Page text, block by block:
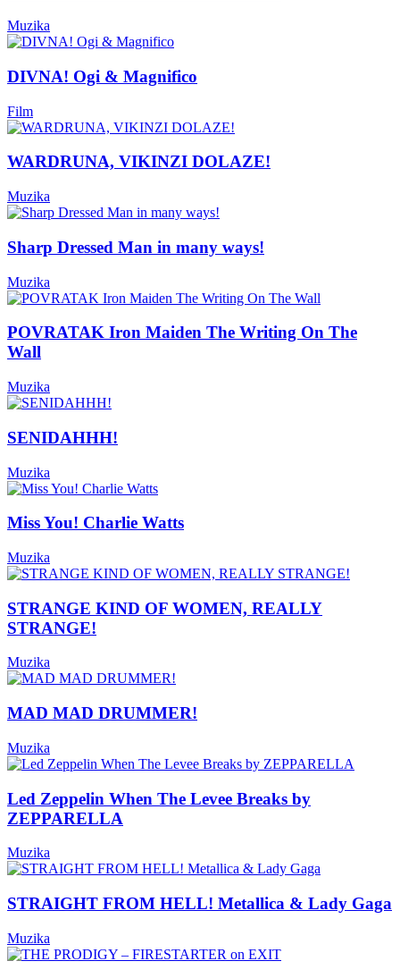
Muzika
DIVNA! Ogi & Magnifico
Film
WARDRUNA, VIKINZI DOLAZE!
Muzika
Sharp Dressed Man in many ways!
Muzika
POVRATAK Iron Maiden The Writing On The
Wall
Muzika
SENIDAHHH!
Muzika
Miss You! Charlie Watts
Muzika
STRANGE KIND OF WOMEN, REALLY
STRANGE!
Muzika
MAD MAD DRUMMER!
Muzika
Led Zeppelin When The Levee Breaks by
ZEPPARELLA
Muzika
STRAIGHT FROM HELL! Metallica & Lady Gaga
Muzika